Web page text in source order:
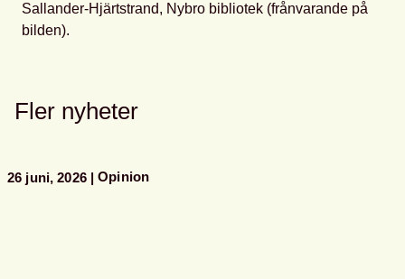
Sallander-Hjärtstrand, Nybro bibliotek (frånvarande på
bilden).
Fler nyheter
26 juni, 2026 Opinion